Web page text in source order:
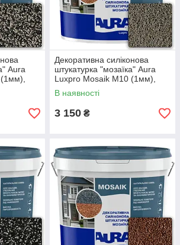
Aura
Декоративна силіконова
штукатурка "мозаїка" Aura
Luxpro Mosaik M10 (1мм),
S112, 15кг
В наявності
3 150 ₴